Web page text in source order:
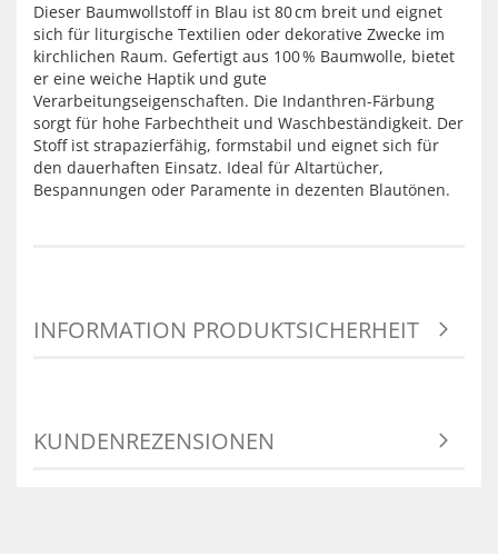
Dieser Baumwollstoff in Blau ist 80 cm breit und eignet
sich für liturgische Textilien oder dekorative Zwecke im
kirchlichen Raum. Gefertigt aus 100 % Baumwolle, bietet
er eine weiche Haptik und gute
Verarbeitungseigenschaften. Die Indanthren-Färbung
sorgt für hohe Farbechtheit und Waschbeständigkeit. Der
Stoff ist strapazierfähig, formstabil und eignet sich für
den dauerhaften Einsatz. Ideal für Altartücher,
Bespannungen oder Paramente in dezenten Blautönen.
INFORMATION PRODUKTSICHERHEIT
KUNDENREZENSIONEN